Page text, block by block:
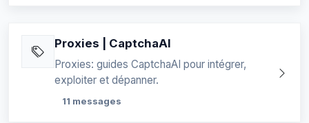
Proxies | CaptchaAI
Proxies: guides CaptchaAI pour intégrer,
exploiter et dépanner.
11 messages